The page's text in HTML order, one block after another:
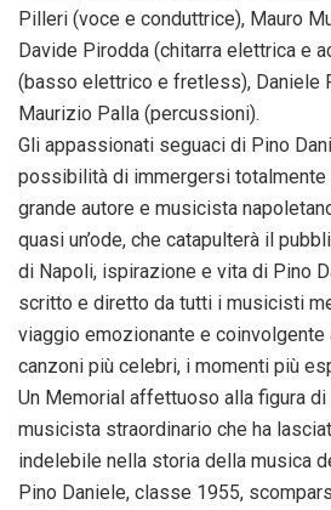
Pilleri (voce e conduttrice), Mauro
Davide Pirodda (chitarra elettrica e
(basso elettrico e fretless), Daniele
Maurizio Palla (percussioni).
Gli appassionati seguaci di Pino
possibilità di immergersi totalmente
grande autore e musicista
quasi un’ode, che catapulterà il
di Napoli, ispirazione e vita di Pino
scritto e diretto da tutti i musicisti
viaggio emozionante e
canzoni più celebri, i momenti più
Un Memorial affettuoso alla figura di
musicista straordinario che ha
indelebile nella storia della musica
Pino Daniele, classe 1955,